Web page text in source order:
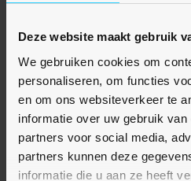
Deze website maakt gebruik
We gebruiken cookies om
personaliseren, om functies
en om ons websiteverkeer te
informatie over uw gebruik
partners voor social media,
partners kunnen deze
informatie die u aan ze heeft
Fitbit Inspire 3 oplader - 1
€ 12,95
Op voorraad